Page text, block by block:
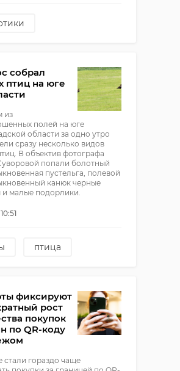
собрал
птиц на юге
из
полей на юге
области за одно утро
сразу несколько видов
В объектив фотографа
попали болотный
пустельга, полевой
канюк черные
малые подорлики.
птица
фиксируют
рост
покупок
по QR-коду
стали гораздо чаще